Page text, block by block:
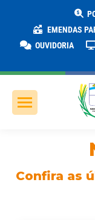
EMENDAS
OUVIDORIA
Confira as